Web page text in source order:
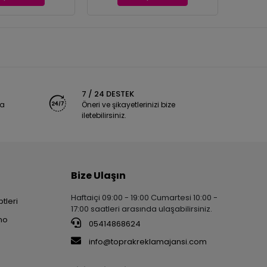
7 / 24 DESTEK
Öneri ve şikayetlerinizi bize
iletebilirsiniz.
Bize Ulaşın
Haftaiçi 09:00 - 19:00 Cumartesi 10:00 -
17:00 saatleri arasında ulaşabilirsiniz.
05414868624
info@toprakreklamajansi.com